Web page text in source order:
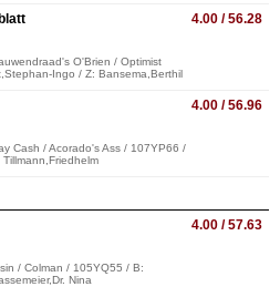
4.00 / 56.28
O'Brien / Optimist
Ingo / Z: Bansema,Berthil
4.00 / 56.96
Cash / Acorado's Ass / 107YP66 /
4.00 / 57.63
/ Colman / 105YQ55 / B:
Nina